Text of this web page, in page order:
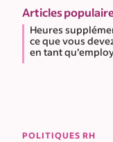
Articles
Heures
ce que vous
en tant
POLITIQUES RH